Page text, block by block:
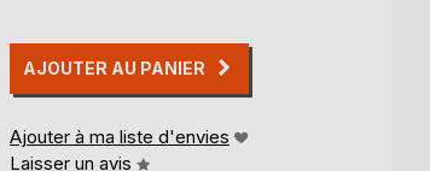
AJOUTER AU PANIER
Ajouter à ma liste d'envies
Laisser un avis